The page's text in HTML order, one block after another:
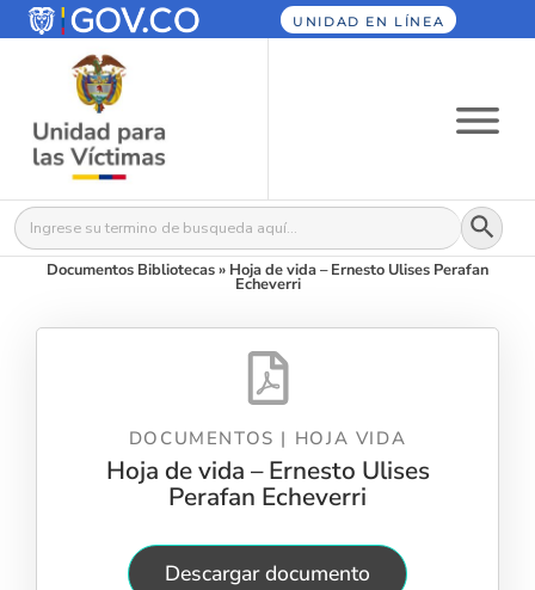
UNIDAD EN LÍNEA
Buscar: Botón
Documentos Bibliotecas» Hoja de vida – Ernesto Ulises Perafan
Echeverri
DOCUMENTOS | HOJA VIDA
Hoja de vida – Ernesto Ulises
Perafan Echeverri
Descargar documento